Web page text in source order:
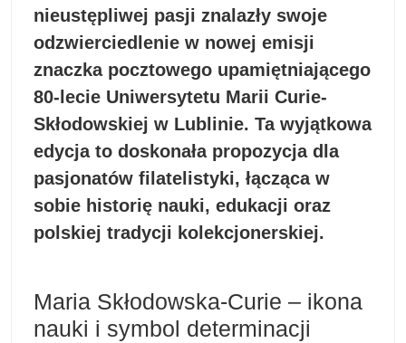
nieustępliwej pasji znalazły swoje
odzwierciedlenie w nowej emisji
znaczka pocztowego upamiętniającego
80-lecie Uniwersytetu Marii Curie-
Skłodowskiej w Lublinie. Ta wyjątkowa
edycja to doskonała propozycja dla
pasjonatów filatelistyki, łącząca w
sobie historię nauki, edukacji oraz
polskiej tradycji kolekcjonerskiej.
Maria Skłodowska-Curie – ikona
nauki i symbol determinacji